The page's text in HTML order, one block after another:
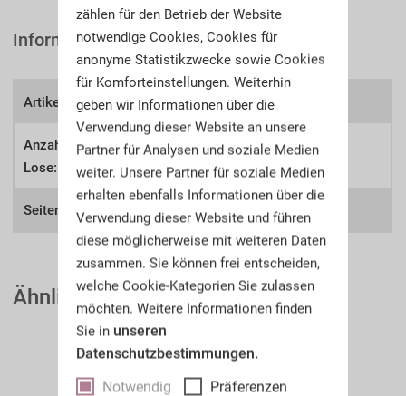
Informationen
Artikel-Nr.: A56s
Anzahl der
Lose:
1451
Seitenzahl:
Ähnliche Auktionskataloge
zählen für den Betrieb der Website
notwendige Cookies, Cookies für
anonyme Statistikzwecke sowie Cookies
für Komforteinstellungen. Weiterhin
geben wir Informationen über die
Verwendung dieser Website an unsere
Partner für Analysen und soziale Medien
weiter. Unsere Partner für soziale Medien
erhalten ebenfalls Informationen über die
Verwendung dieser Website und führen
diese möglicherweise mit weiteren Daten
zusammen. Sie können frei entscheiden,
welche Cookie-Kategorien Sie zulassen
möchten. Weitere Informationen finden
Sie in unseren
Datenschutzbestimmungen.
Notwendig
Präferenzen